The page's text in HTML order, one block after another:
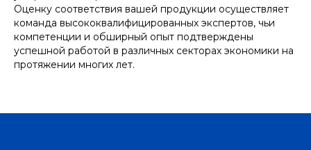
Оценку соответствия вашей продукции осуществляет
команда высококвалифицированных экспертов, чьи
компетенции и обширный опыт подтверждены
успешной работой в различных секторах экономики на
протяжении многих лет.